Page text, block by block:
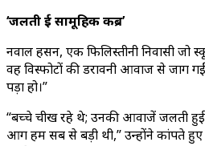
‘जलती हुई सामूहिक कब्र’
नवाल हसन, एक फिलिस्तीनी निवासी जो
वह विस्फोटों की डरावनी आवाज से
पड़ा हो।”
“बच्चे चीख रहे थे; उनकी आवाजें जलती
आग हम सब से बड़ी थी,” उन्होंने कांपते